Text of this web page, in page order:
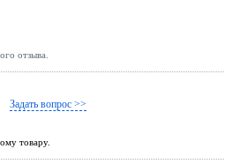
отзыва.
Задать вопрос >>
товару.